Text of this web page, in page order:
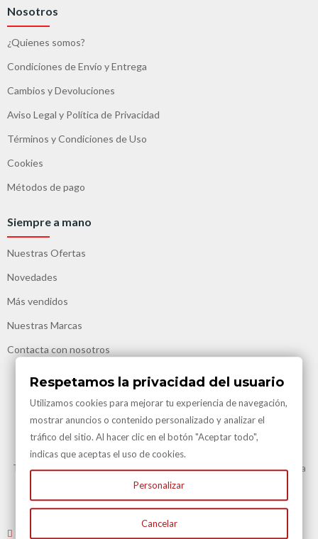
Nosotros
¿Quienes somos?
Condiciones de Envío y Entrega
Cambios y Devoluciones
Aviso Legal y Política de Privacidad
Términos y Condiciones de Uso
Cookies
Métodos de pago
Siempre a mano
Nuestras Ofertas
Novedades
Más vendidos
Nuestras Marcas
Contacta con nosotros
Transporte Gratuito en Península para todas nuestras vinotecas y en la
mayoría de artículos.
Consulte en Condiciones Transporte
Respetamos la privacidad del usuario
Utilizamos cookies para mejorar tu experiencia de navegación,
mostrar anuncios o contenido personalizado y analizar el
tráfico del sitio. Al hacer clic en el botón "Aceptar todo",
indicas que aceptas el uso de cookies.
Personalizar
Cancelar